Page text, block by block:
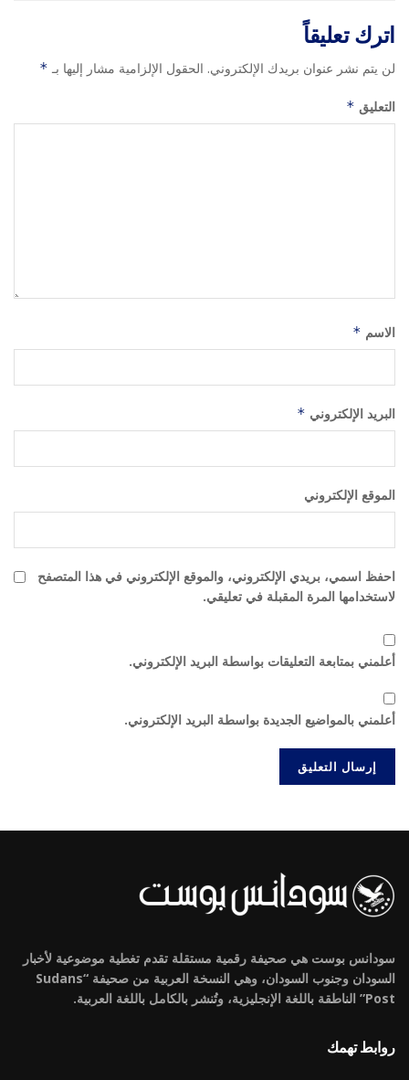
اترك تعليقاً
لن يتم نشر عنوان بريدك الإلكتروني. الحقول الإلزامية مشار إليها بـ *
التعليق *
الاسم *
البريد الإلكتروني *
الموقع الإلكتروني
احفظ اسمي، بريدي الإلكتروني، والموقع الإلكتروني في هذا المتصفح
لاستخدامها المرة المقبلة في تعليقي.
أعلمني بمتابعة التعليقات بواسطة البريد الإلكتروني.
أعلمني بالمواضيع الجديدة بواسطة البريد الإلكتروني.
سودانس بوست هي صحيفة رقمية مستقلة تقدم تغطية موضوعية لأخبار
السودان وجنوب السودان، وهي النسخة العربية من صحيفة “Sudans
Post” الناطقة باللغة الإنجليزية، وتُنشر بالكامل باللغة العربية.
روابط تهمك